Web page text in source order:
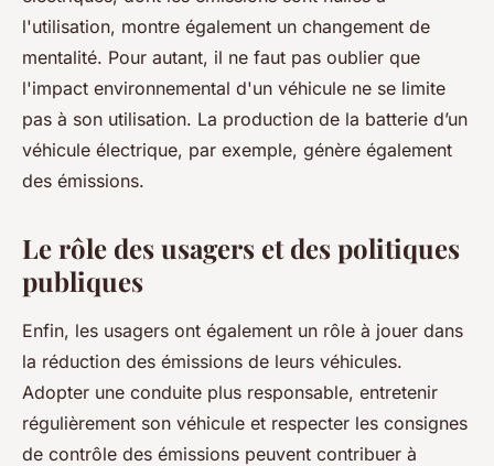
l'utilisation, montre également un changement de
mentalité. Pour autant, il ne faut pas oublier que
l'impact environnemental d'un véhicule ne se limite
pas à son utilisation. La production de la batterie d’un
véhicule électrique, par exemple, génère également
des émissions.
Le rôle des usagers et des politiques
publiques
Enfin, les usagers ont également un rôle à jouer dans
la réduction des émissions de leurs véhicules.
Adopter une conduite plus responsable, entretenir
régulièrement son véhicule et respecter les consignes
de contrôle des émissions peuvent contribuer à